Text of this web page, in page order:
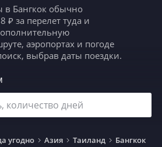
Бангкок обычно
₽ за перелет туда и
аэропортах и погоде
выбрав даты поездки.
количество дней
угодно Азия Таиланд Бангкок